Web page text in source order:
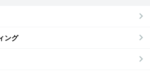
ング